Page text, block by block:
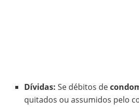
Dívidas: Se débitos de
quitados ou assumidos pelo